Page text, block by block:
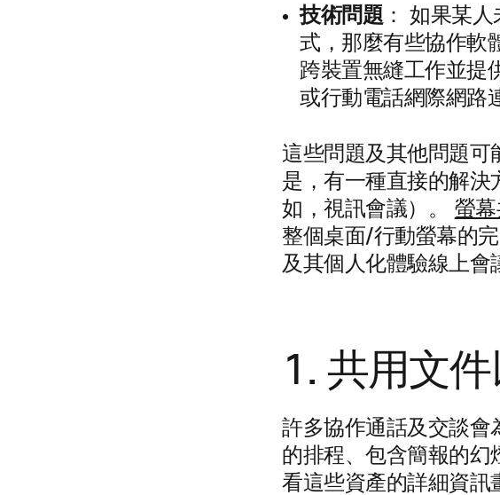
技術問題 ： 如果某
式，那麼有些協作軟
跨裝置無縫工作並提
或行動電話網際網路
這些問題及其他問題可
是，有一種直接的解決
如，視訊會議）。
螢幕
整個桌面/行動螢幕的
及其個人化體驗線上會
1. 共用文
許多協作通話及交談會
的排程、包含簡報的幻
看這些資產的詳細資訊